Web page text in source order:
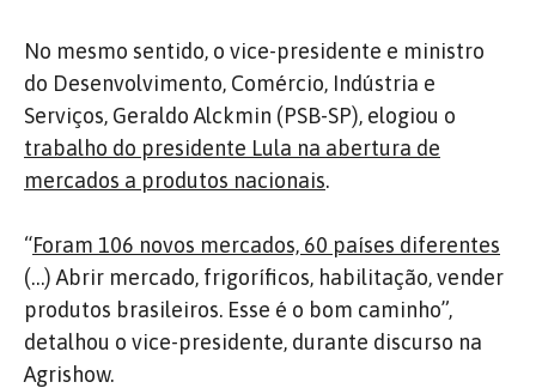
No mesmo sentido, o vice-presidente e ministro
do Desenvolvimento, Comércio, Indústria e
Serviços, Geraldo Alckmin (PSB-SP), elogiou o
trabalho do presidente Lula na abertura de
mercados a produtos nacionais.
“Foram 106 novos mercados, 60 países diferentes
(…) Abrir mercado, frigoríficos, habilitação, vender
produtos brasileiros. Esse é o bom caminho”,
detalhou o vice-presidente, durante discurso na
Agrishow.